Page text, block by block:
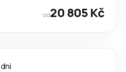
od20 805 Kč
dni